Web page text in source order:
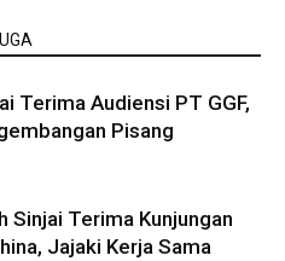
Terima Audiensi PT GGF,
Pisang
Sinjai Terima Kunjungan
Jajaki Kerja Sama